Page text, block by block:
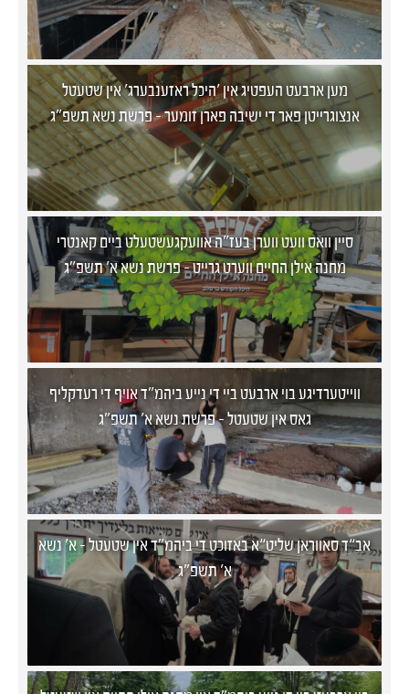
מען ארבעט העפטיג אין 'היכל ראזענבערג' אין שטעטל
אנצוגרייטן פאר די ישיבה פארן זומער - פרשת נשא תשפ"ג
סיין וואס וועט ווערן בעז"ה אוועקגעשטעלט ביים קאנטרי
מחנה אילן החיים ווערט גרייט - פרשת נשא א' תשפ"ג
ווייטערדיגע בוי ארבעט ביי די נייע ביהמ"ד אויף די רעדקליף
גאס אין שטעטל - פרשת נשא א' תשפ"ג
אב“ד סאווראן שליט“א באזוכט די ביהמ"ד אין שטעטל - א' נשא
א' תשפ"ג